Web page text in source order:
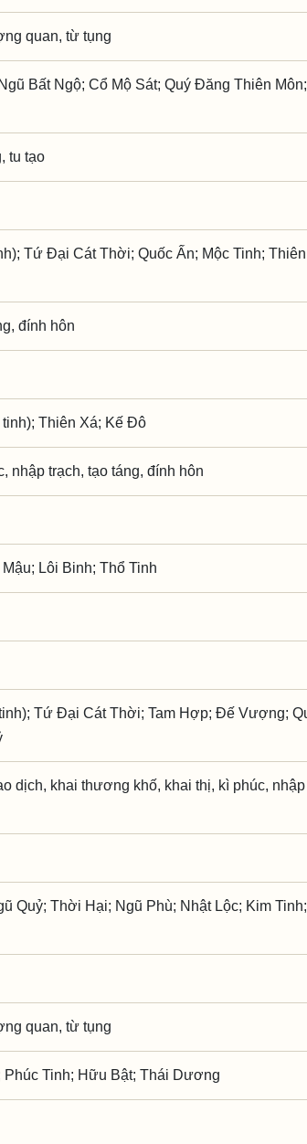
quan, từ tụng
Bất Ngộ; Cổ Mộ Sát; Quý Đăng Thiên
tu tạo
Tứ Đại Cát Thời; Quốc Ấn; Mộc Tinh;
đính hôn
Thiên Xá; Kế Đô
nhập trạch, tạo táng, đính hôn
Lôi Binh; Thổ Tinh
Tứ Đại Cát Thời; Tam Hợp; Đế Vượng;
dịch, khai thương khố, khai thị, kì phúc, nhập
Quỷ; Thời Hại; Ngũ Phù; Nhật Lộc; Kim
quan, từ tụng
Tinh; Hữu Bật; Thái Dương